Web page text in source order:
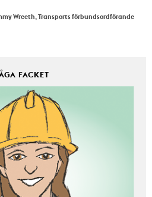
Wreeth, Transports förbundsordförande
FACKET